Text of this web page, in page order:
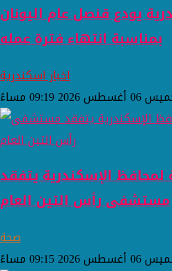
يودع قنصل عام اليونان
بمناسبة انتهاء فترة عمله
اخبار اسكندرية
2026 09:19 مساءً
لمحافظ الإسكندرية يتفقد
مستشفى رأس التين العام
صحة
2026 09:15 مساءً